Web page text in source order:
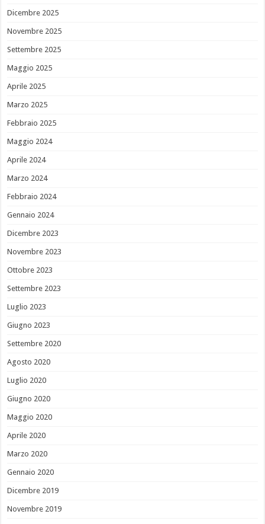
Dicembre 2025
Novembre 2025
Settembre 2025
Maggio 2025
Aprile 2025
Marzo 2025
Febbraio 2025
Maggio 2024
Aprile 2024
Marzo 2024
Febbraio 2024
Gennaio 2024
Dicembre 2023
Novembre 2023
Ottobre 2023
Settembre 2023
Luglio 2023
Giugno 2023
Settembre 2020
Agosto 2020
Luglio 2020
Giugno 2020
Maggio 2020
Aprile 2020
Marzo 2020
Gennaio 2020
Dicembre 2019
Novembre 2019